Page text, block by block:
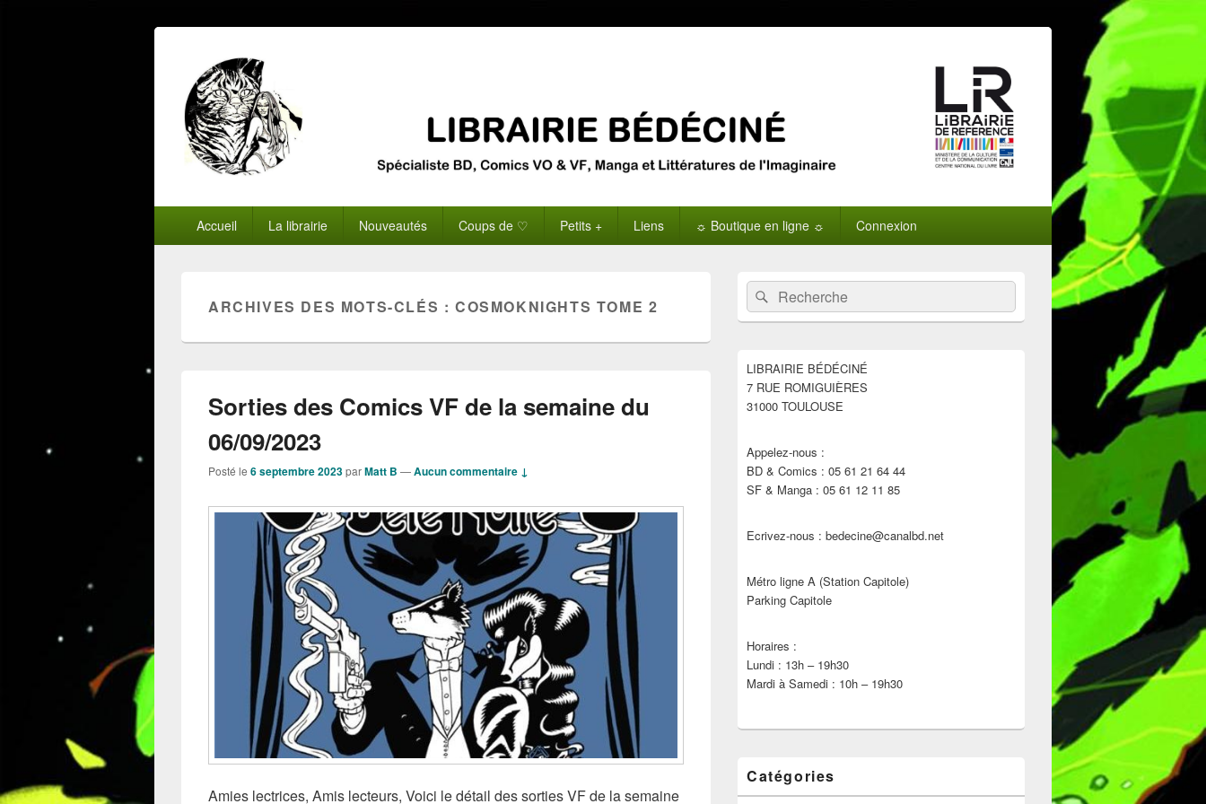
principalAccueil La librairie Nouveautés Coups de ♡ Petits + Liens ☼ Boutique en ligne ☼ Connexion
ARCHIVES DES MOTS-CLÉS :COSMOKNIGHTS TOME 2
Sorties des Comics VF de la semaine du
06/09/2023
Posté le 6 septembre 2023parMatt B —Aucun commentaire ↓
Amies lectrices, Amis lecteurs, Voici le détail des sorties VF de la semaine
Zone
principale
de
widget
barre
latérale
Recherche :Rechercher
LIBRAIRIE BÉDÉCINÉ
7 RUE ROMIGUIÈRES
31000 TOULOUSE
Appelez-nous :
BD & Comics : 05 61 21 64 44
SF & Manga : 05 61 12 11 85
Ecrivez-nous : bedecine@canalbd.net
Métro ligne A (Station Capitole)
Parking Capitole
Horaires :
Lundi : 13h – 19h30
Mardi à Samedi : 10h – 19h30
Catégories